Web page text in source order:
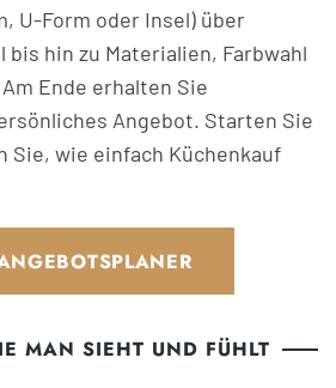
U-Form oder Insel) über
bis hin zu Materialien, Farbwahl
Ende erhalten Sie
Angebot. Starten Sie
Sie, wie einfach Küchenkauf
MAN SIEHT UND FÜHLT